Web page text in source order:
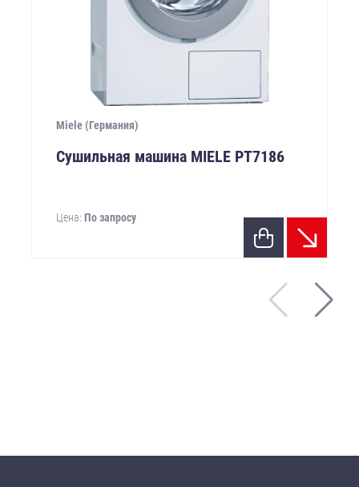
Miele (Германия)
Сушильная машина MIELE PТ7186
Цена: По запросу